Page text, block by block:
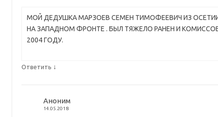
МОЙ ДЕДУШКА МАРЗОЕВ СЕМЕН ТИМОФЕЕВИЧ ИЗ ОСЕТИИ
НА ЗАПАДНОМ ФРОНТЕ . БЫЛ ТЯЖЕЛО РАНЕН И
2004 ГОДУ.
Ответить ↓
Аноним
14.05.2018